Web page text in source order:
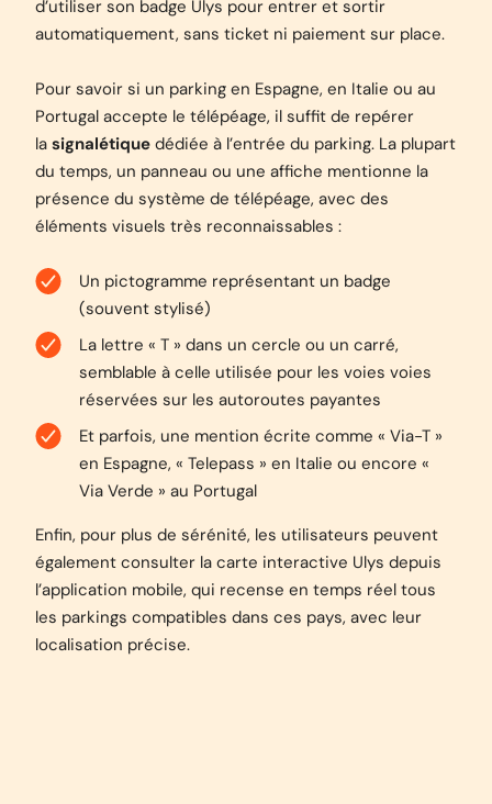
d’utiliser son badge Ulys pour entrer et sortir
automatiquement, sans ticket ni paiement sur place.
Pour savoir si un parking en Espagne, en Italie ou au
Portugal accepte le télépéage, il suffit de repérer
la signalétique dédiée à l’entrée du parking. La plupart
du temps, un panneau ou une affiche mentionne la
présence du système de télépéage, avec des
éléments visuels très reconnaissables :
Un pictogramme représentant un badge
(souvent stylisé)
La lettre « T » dans un cercle ou un carré,
semblable à celle utilisée pour les voies voies
réservées sur les autoroutes payantes
Et parfois, une mention écrite comme « Via-T »
en Espagne, « Telepass » en Italie ou encore «
Via Verde » au Portugal
Enfin, pour plus de sérénité, les utilisateurs peuvent
également consulter la carte interactive Ulys depuis
l’application mobile, qui recense en temps réel tous
les parkings compatibles dans ces pays, avec leur
localisation précise.